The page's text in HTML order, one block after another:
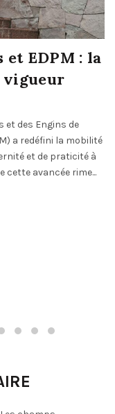
EDPM : la
vigueur
et des Engins de
a redéfini la mobilité
et de praticité à
cette avancée rime...